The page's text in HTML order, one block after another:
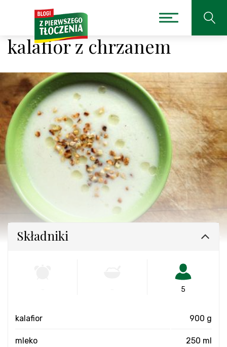
kalafior z chrzanem
Składniki
5
kalafior 900 g
mleko 250 ml